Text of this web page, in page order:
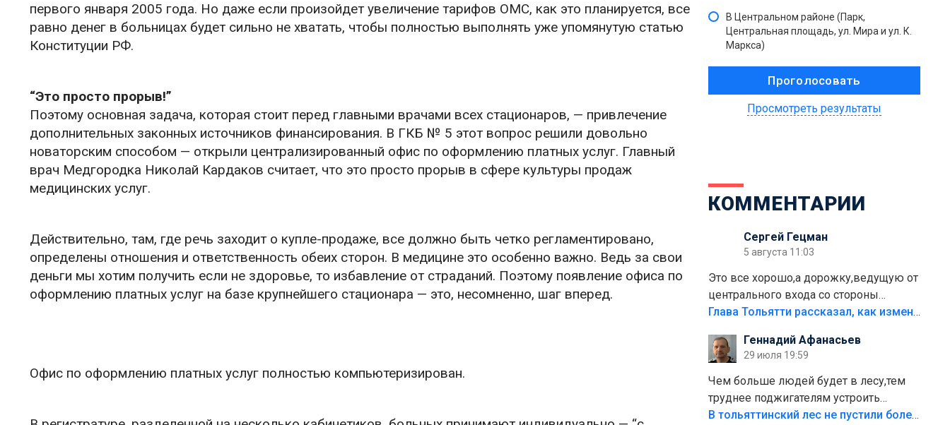
первого января 2005 года. Но даже если произойдет увеличение тарифов ОМС, как это планируется, все
равно денег в больницах будет сильно не хватать, чтобы полностью выполнять уже упомянутую статью
Конституции РФ.
“Это просто прорыв!”
Поэтому основная задача, которая стоит перед главными врачами всех стационаров, — привлечение
дополнительных законных источников финансирования. В ГКБ № 5 этот вопрос решили довольно
новаторским способом — открыли централизированный офис по оформлению платных услуг. Главный
врач Медгородка Николай Кардаков считает, что это просто прорыв в сфере культуры продаж
медицинских услуг.
Действительно, там, где речь заходит о купле-продаже, все должно быть четко регламентировано,
определены отношения и ответственность обеих сторон. В медицине это особенно важно. Ведь за свои
деньги мы хотим получить если не здоровье, то избавление от страданий. Поэтому появление офиса по
оформлению платных услуг на базе крупнейшего стационара — это, несомненно, шаг вперед.
Офис по оформлению платных услуг полностью компьютеризирован.
В Центральном районе (Парк,
Центральная площадь, ул. Мира и ул. К.
Маркса)
Просмотреть результаты
КОММЕНТАРИИ
Сергей Гецман
5 августа 11:03
Это все хорошо,а дорожку,ведущую от
центрального входа со стороны
кафе"Мираж" к аттракционам слабо
плитки не хватило,т.к.осенью и зимой
лежала в парке и испортилась.Да
еще,видимо,часть украли.
Глава Тольятти рассказал, как изменится парк Центрального района
Геннадий Афанасьев
29 июля 19:59
Чем больше людей будет в лесу,тем
труднее поджигателям устроить
пожар.Тех кто разводит костры,тех
В тольяттинский лес не пустили более тысячи автомобилей